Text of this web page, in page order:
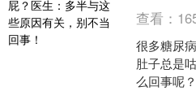
查看：
很多糖尿
肚子总是
么回事呢